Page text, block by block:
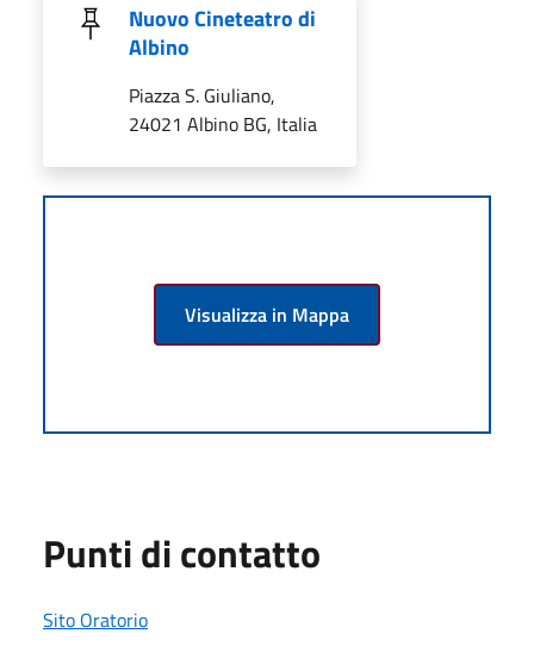
Nuovo Cineteatro di
Albino
Piazza S. Giuliano,
24021 Albino BG, Italia
Visualizza in Mappa
Punti di contatto
Sito Oratorio